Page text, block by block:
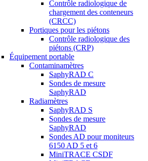
Contrôle radiologique de
chargement des conteneurs
(CRCC)
Portiques pour les piétons
Contrôle radiologique des
piétons (CRP)
Équipement portable
Contaminamètres
SaphyRAD C
Sondes de mesure
SaphyRAD
Radiamètres
SaphyRAD S
Sondes de mesure
SaphyRAD
Sondes AD pour moniteurs
6150 AD 5 et 6
MiniTRACE CSDF